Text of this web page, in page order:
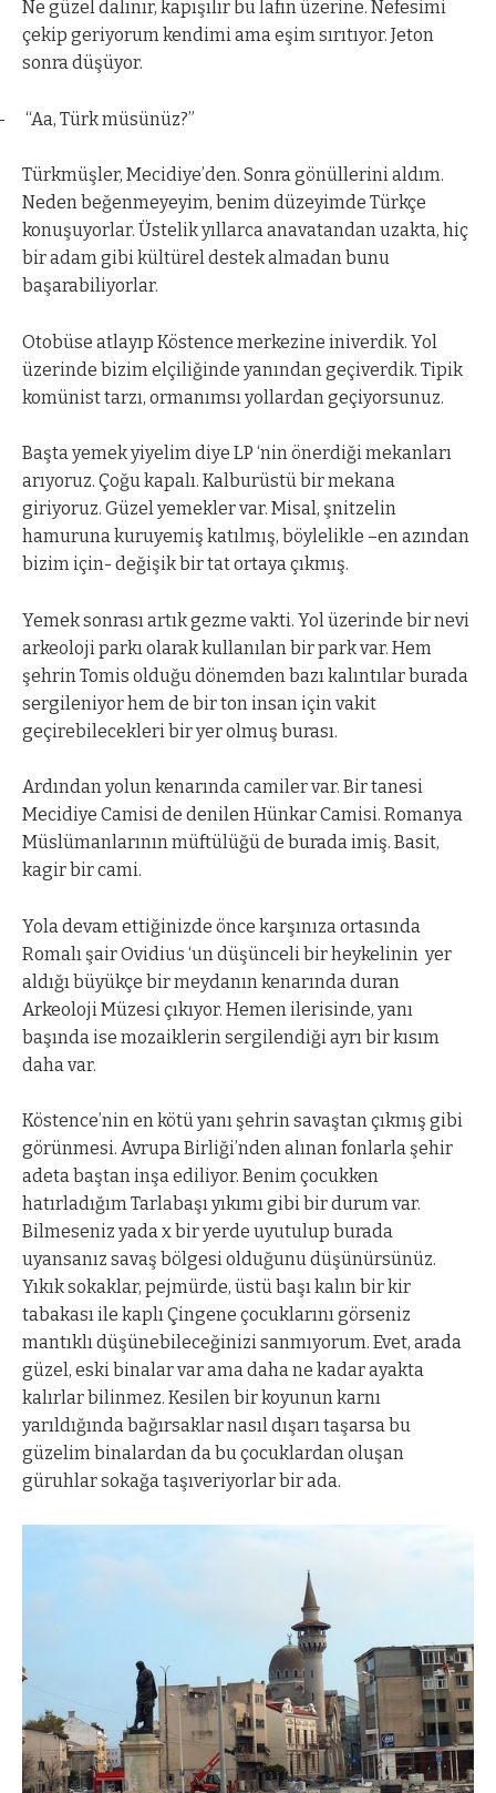
Ne güzel dalınır, kapışılır bu lafın üzerine. Nefesimi
çekip geriyorum kendimi ama eşim sırıtıyor. Jeton
sonra düşüyor.
“Aa, Türk müsünüz?”
Türkmüşler, Mecidiye’den. Sonra gönüllerini aldım.
Neden beğenmeyeyim, benim düzeyimde Türkçe
konuşuyorlar. Üstelik yıllarca anavatandan uzakta, hiç
bir adam gibi kültürel destek almadan bunu
başarabiliyorlar.
Otobüse atlayıp Köstence merkezine iniverdik. Yol
üzerinde bizim elçiliğinde yanından geçiverdik. Tipik
komünist tarzı, ormanımsı yollardan geçiyorsunuz.
Başta yemek yiyelim diye LP ‘nin önerdiği mekanları
arıyoruz. Çoğu kapalı. Kalburüstü bir mekana
giriyoruz. Güzel yemekler var. Misal, şnitzelin
hamuruna kuruyemiş katılmış, böylelikle –en azından
bizim için- değişik bir tat ortaya çıkmış.
Yemek sonrası artık gezme vakti. Yol üzerinde bir nevi
arkeoloji parkı olarak kullanılan bir park var. Hem
şehrin Tomis olduğu dönemden bazı kalıntılar burada
sergileniyor hem de bir ton insan için vakit
geçirebilecekleri bir yer olmuş burası.
Ardından yolun kenarında camiler var. Bir tanesi
Mecidiye Camisi de denilen Hünkar Camisi. Romanya
Müslümanlarının müftülüğü de burada imiş. Basit,
kagir bir cami.
Yola devam ettiğinizde önce karşınıza ortasında
Romalı şair Ovidius ‘un düşünceli bir heykelinin yer
aldığı büyükçe bir meydanın kenarında duran
Arkeoloji Müzesi çıkıyor. Hemen ilerisinde, yanı
başında ise mozaiklerin sergilendiği ayrı bir kısım
daha var.
Köstence’nin en kötü yanı şehrin savaştan çıkmış gibi
görünmesi. Avrupa Birliği’nden alınan fonlarla şehir
adeta baştan inşa ediliyor. Benim çocukken
hatırladığım Tarlabaşı yıkımı gibi bir durum var.
Bilmeseniz yada x bir yerde uyutulup burada
uyansanız savaş bölgesi olduğunu düşünürsünüz.
Yıkık sokaklar, pejmürde, üstü başı kalın bir kir
tabakası ile kaplı Çingene çocuklarını görseniz
mantıklı düşünebileceğinizi sanmıyorum. Evet, arada
güzel, eski binalar var ama daha ne kadar ayakta
kalırlar bilinmez. Kesilen bir koyunun karnı
yarıldığında bağırsaklar nasıl dışarı taşarsa bu
güzelim binalardan da bu çocuklardan oluşan
güruhlar sokağa taşıveriyorlar bir ada.